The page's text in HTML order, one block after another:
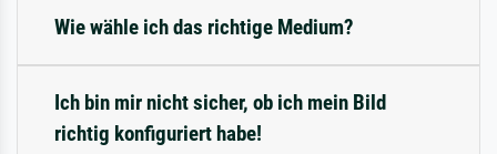
Wie wähle ich das richtige Medium?
Ich bin mir nicht sicher, ob ich mein Bild
richtig konfiguriert habe!